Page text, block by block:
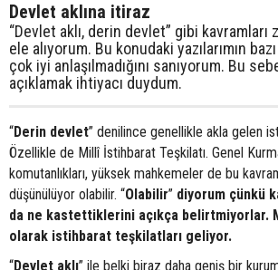
Devlet aklına itiraz
“Devlet aklı, derin devlet” gibi kavramları
ele alıyorum. Bu konudaki yazılarımın
çok iyi anlaşılmadığını sanıyorum. Bu
açıklamak ihtiyacı duydum.
“Derin devlet” denilince genellikle akla gelen
Özellikle de Millî İstihbarat Teşkilatı. Genel
komutanlıkları, yüksek mahkemeler de bu
düşünülüyor olabilir. “Olabilir” diyorum çünkü
da ne kastettiklerini açıkça belirtmiyorlar.
olarak istihbarat teşkilatları geliyor.
“Devlet aklı” ile belki biraz daha geniş bir